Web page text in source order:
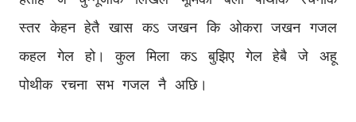
स्तर केहन हेतै खास कऽ जखन कि ओकरा जखन गजल
कहल गेल हो। कुल मिला कऽ बुझिए गेल हेबै जे अहू
पोथीक रचना सभ गजल नै अछि।